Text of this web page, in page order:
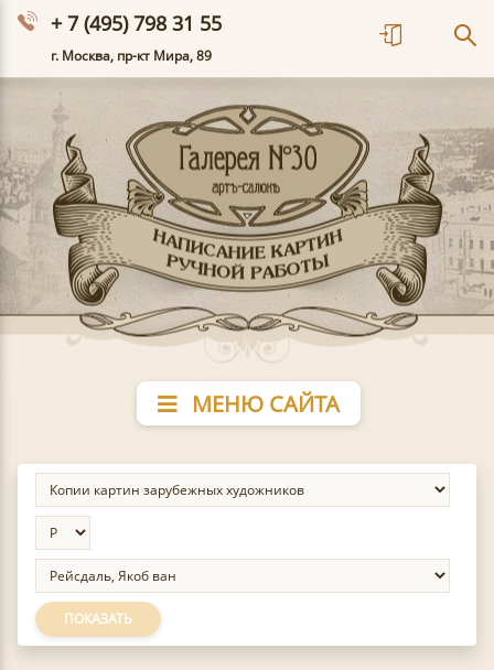
+ 7 (495) 798 31 55
г. Москва, пр-кт Мира, 89
МЕНЮ САЙТА
ПОКАЗАТЬ